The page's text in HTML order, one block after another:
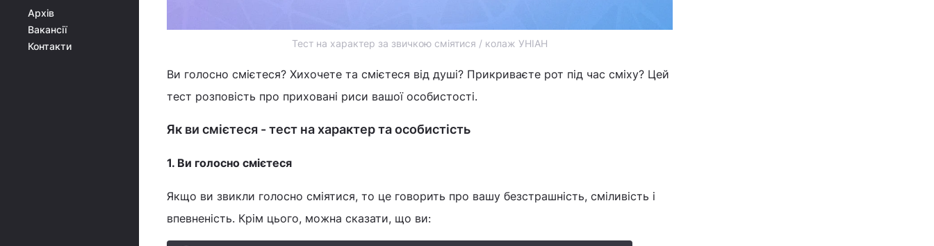
Архів
Вакансії
Контакти
Тест на характер за звичкою сміятися / колаж УНІАН
Ви голосно смієтеся? Хихочете та смієтеся від душі? Прикриваєте рот під час сміху? Цей
тест розповість про приховані риси вашої особистості.
Як ви смієтеся - тест на характер та особистість
1. Ви голосно смієтеся
Якщо ви звикли голосно сміятися, то це говорить про вашу безстрашність, сміливість і
впевненість. Крім цього, можна сказати, що ви: